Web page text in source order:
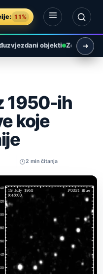
11%
objekti Zemlja i
1950-ih
koje
2 min čitanja